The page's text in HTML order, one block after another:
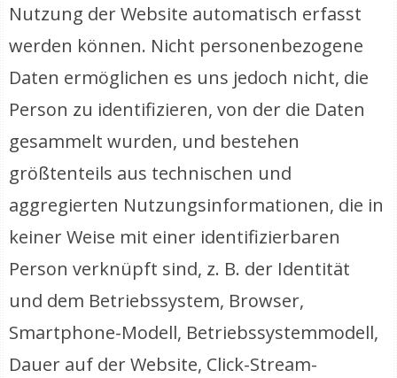
Nutzung der Website automatisch erfasst
werden können. Nicht personenbezogene
Daten ermöglichen es uns jedoch nicht, die
Person zu identifizieren, von der die Daten
gesammelt wurden, und bestehen
größtenteils aus technischen und
aggregierten Nutzungsinformationen, die in
keiner Weise mit einer identifizierbaren
Person verknüpft sind, z. B. der Identität
und dem Betriebssystem, Browser,
Smartphone-Modell, Betriebssystemmodell,
Dauer auf der Website, Click-Stream-